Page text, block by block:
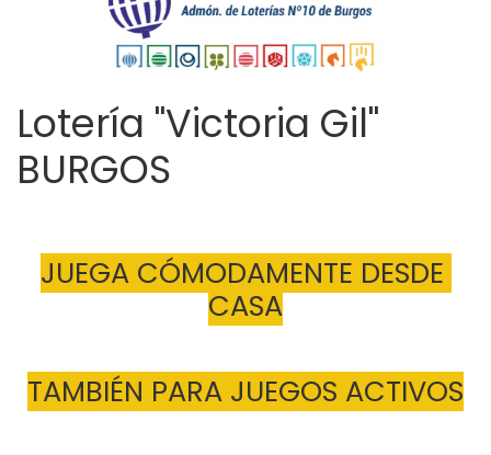
Lotería "Victoria Gil"
BURGOS
JUEGA CÓMODAMENTE DESDE
CASA
TAMBIÉN PARA JUEGOS ACTIVOS